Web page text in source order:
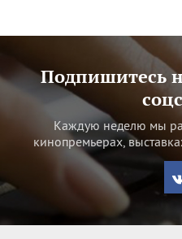
Подпишитесь
Каждую неделю мы
кинопремьерах,